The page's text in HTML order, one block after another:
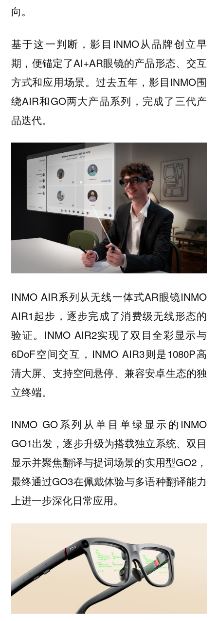
向。
基于这一判断，影目INMO从品牌创立早
期，便锚定了AI+AR眼镜的产品形态、交互
方式和应用场景。过去五年，影目INMO围
绕AIR和GO两大产品系列，完成了三代产
品迭代。
INMO AIR系列从无线一体式AR眼镜INMO
AIR1起步，逐步完成了消费级无线形态的
验证。INMO AIR2实现了双目全彩显示与
6DoF空间交互，INMO AIR3则是1080P高
清大屏、支持空间悬停、兼容安卓生态的独
立终端。
INMO GO系列从单目单绿显示的INMO
GO1出发，逐步升级为搭载独立系统、双目
显示并聚焦翻译与提词场景的实用型GO2，
最终通过GO3在佩戴体验与多语种翻译能力
上进一步深化日常应用。